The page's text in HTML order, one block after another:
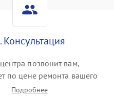
Консультация
позвонит вам,
по цене ремонта вашего
ответит на все ваши вопросы.
Подробнее